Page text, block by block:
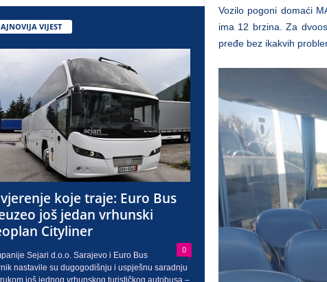
Vozilo pogoni domaći
ima 12 brzina. Za
pređe bez ikakvih
VIJEST
koje traje: Euro Bus
još jedan vrhunski
Cityliner
0
Sejari d.o.o. Sarajevo i Euro Bus
nastavile su dugogodišnju i uspješnu saradnju
još jednog vrhunskog turističkog autobusa –